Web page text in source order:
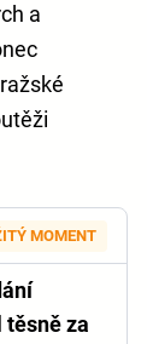
a
MOMENT
těsně za